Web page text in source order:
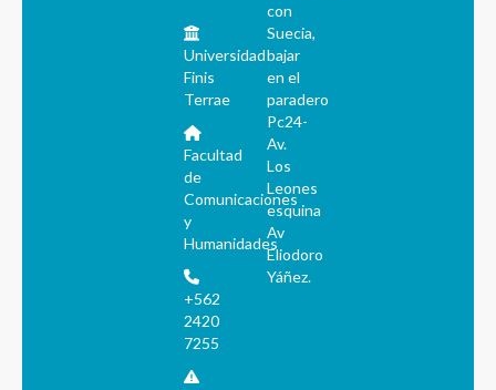
Universidad
Finis
Terrae
Facultad
de
Comunicaciones
y
Humanidades
+562
2420
7255
con
Suecia,
bajar
en el
paradero
Pc24-
Av.
Los
Leones
esquina
Av
Eliodoro
Yáñez.